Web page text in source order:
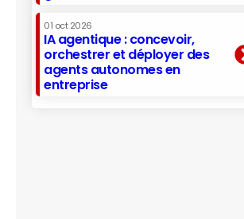
01 oct 2026
IA agentique : concevoir,
orchestrer et déployer des
agents autonomes en
entreprise